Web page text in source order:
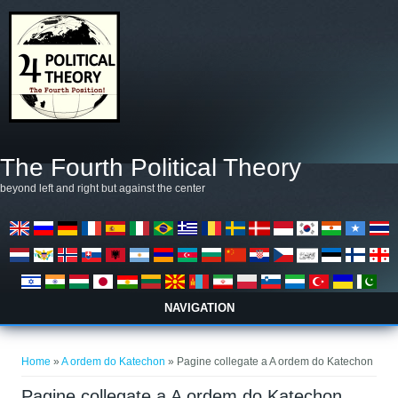
The Fourth Political Theory
beyond left and right but against the center
NAVIGATION
Home »A ordem do Katechon » Pagine collegate a A ordem do Katechon